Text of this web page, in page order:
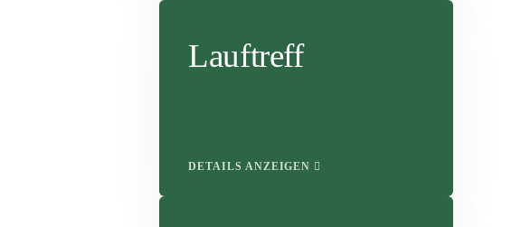
Lauftreff
DETAILS ANZEIGEN